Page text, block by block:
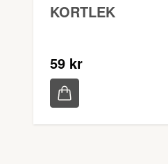
KORTLEK
59 kr